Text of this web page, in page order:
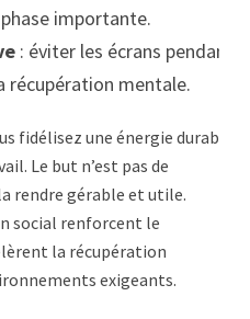
importante.
: éviter les écrans pendant
récupération mentale.
fidélisez une énergie durable
Le but n’est pas de
rendre gérable et utile.
social renforcent le
la récupération
exigeants.